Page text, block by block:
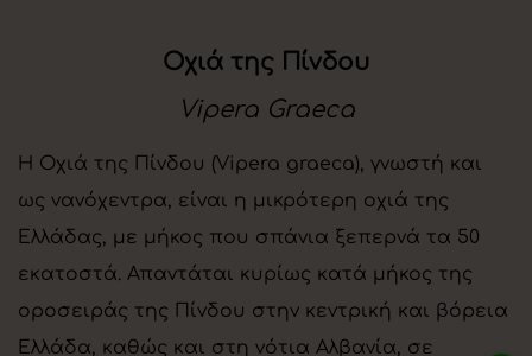
Οχιά της Πίνδου
Vipera Graeca
Η Οχιά της Πίνδου (Vipera graeca), γνωστή και
ως νανόχεντρα, είναι η μικρότερη οχιά της
Ελλάδας, με μήκος που σπάνια ξεπερνά τα 50
εκατοστά. Απαντάται κυρίως κατά μήκος της
οροσειράς της Πίνδου στην κεντρική και βόρεια
Ελλάδα, καθώς και στη νότια Αλβανία, σε